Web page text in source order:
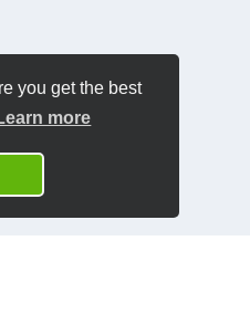
you get the best
more